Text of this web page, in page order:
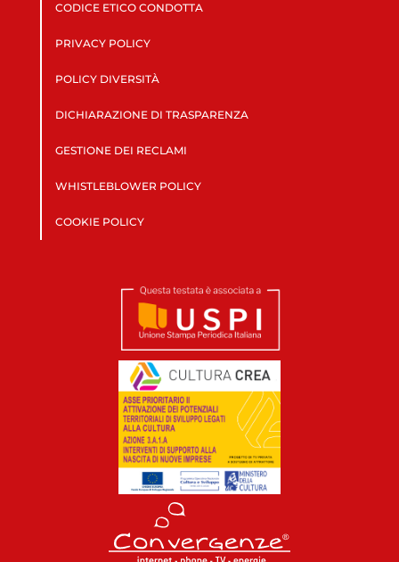
CODICE ETICO CONDOTTA
PRIVACY POLICY
POLICY DIVERSITÀ
DICHIARAZIONE DI TRASPARENZA
GESTIONE DEI RECLAMI
WHISTLEBLOWER POLICY
COOKIE POLICY